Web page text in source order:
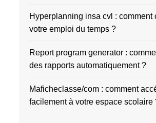
Hyperplanning insa cvl : comment
votre emploi du temps ?
Report program generator :
des rapports automatiquement ?
Maficheclasse/com : comment
facilement à votre espace scolaire